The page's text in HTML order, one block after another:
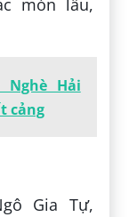
món lẩu,
Nghè Hải
cảng
Gia Tự,